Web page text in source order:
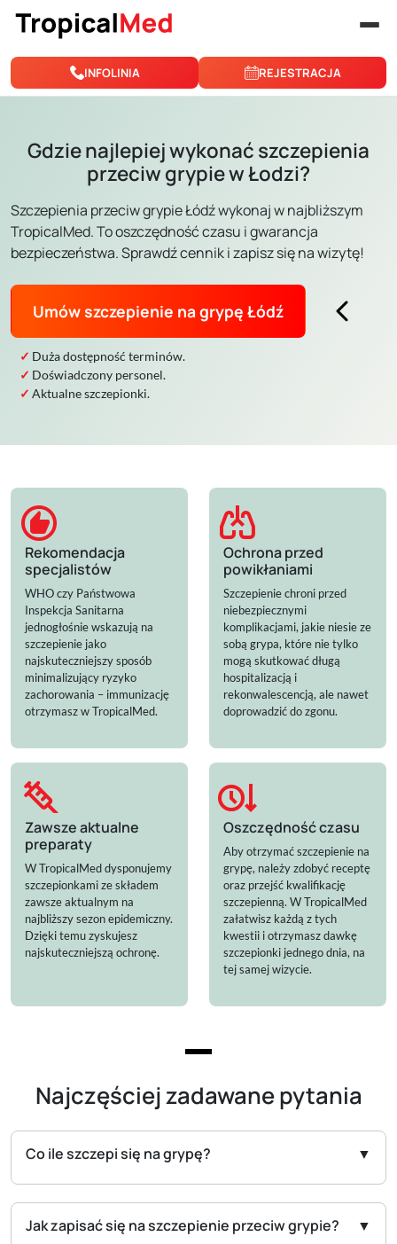
Przejdź do treści
INFOLINIA REJESTRACJA
Gdzie najlepiej wykonać szczepienia
przeciw grypie w Łodzi?
Szczepienia przeciw grypie Łódź wykonaj w najbliższym
TropicalMed. To oszczędność czasu i gwarancja
bezpieczeństwa. Sprawdź cennik i zapisz się na wizytę!
Umów szczepienie na grypę Łódź
Duża dostępność terminów.
Doświadczony personel.
Aktualne szczepionki.
recommend
Rekomendacja
specjalistów
WHO czy Państwowa
Inspekcja Sanitarna
jednogłośnie wskazują na
szczepienie jako
najskuteczniejszy sposób
minimalizujący ryzyko
zachorowania – immunizację
otrzymasz w TropicalMed.
pulmonology
Ochrona przed
powikłaniami
Szczepienie chroni przed
niebezpiecznymi
komplikacjami, jakie niesie ze
sobą grypa, które nie tylko
mogą skutkować długą
hospitalizacją i
rekonwalescencją, ale nawet
doprowadzić do zgonu.
syringe
Zawsze aktualne
preparaty
W TropicalMed dysponujemy
szczepionkami ze składem
zawsze aktualnym na
najbliższy sezon epidemiczny.
Dzięki temu zyskujesz
najskuteczniejszą ochronę.
clock_arrow_down
Oszczędność czasu
Aby otrzymać szczepienie na
grypę, należy zdobyć receptę
oraz przejść kwalifikację
szczepienną. W TropicalMed
załatwisz każdą z tych
kwestii i otrzymasz dawkę
szczepionki jednego dnia, na
tej samej wizycie.
Najczęściej zadawane pytania
Co ile szczepi się na grypę?
Jak zapisać się na szczepienie przeciw grypie?